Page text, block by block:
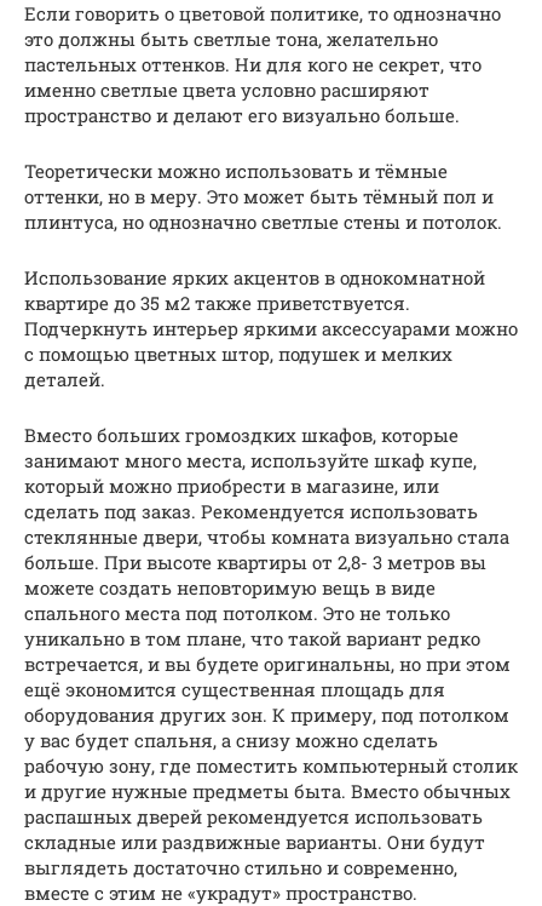
Если говорить о цветовой политике, то однозначно
это должны быть светлые тона, желательно
пастельных оттенков. Ни для кого не секрет, что
именно светлые цвета условно расширяют
пространство и делают его визуально больше.
Теоретически можно использовать и тёмные
оттенки, но в меру. Это может быть тёмный пол и
плинтуса, но однозначно светлые стены и потолок.
Использование ярких акцентов в однокомнатной
квартире до 35 м2 также приветствуется.
Подчеркнуть интерьер яркими аксессуарами можно
с помощью цветных штор, подушек и мелких
деталей.
Вместо больших громоздких шкафов, которые
занимают много места, используйте шкаф купе,
который можно приобрести в магазине, или
сделать под заказ. Рекомендуется использовать
стеклянные двери, чтобы комната визуально стала
больше. При высоте квартиры от 2,8- 3 метров вы
можете создать неповторимую вещь в виде
спального места под потолком. Это не только
уникально в том плане, что такой вариант редко
встречается, и вы будете оригинальны, но при этом
ещё экономится существенная площадь для
оборудования других зон. К примеру, под потолком
у вас будет спальня, а снизу можно сделать
рабочую зону, где поместить компьютерный столик
и другие нужные предметы быта. Вместо обычных
распашных дверей рекомендуется использовать
складные или раздвижные варианты. Они будут
выглядеть достаточно стильно и современно,
вместе с этим не «украдут» пространство.